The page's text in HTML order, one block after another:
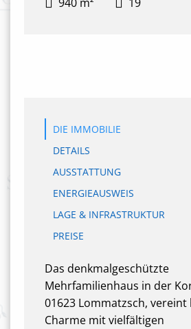
DIE IMMOBILIE
DETAILS
AUSSTATTUNG
ENERGIEAUSWEIS
LAGE & INFRASTRUKTUR
PREISE
Das denkmalgeschützte
Mehrfamilienhaus in der
01623 Lommatzsch,
Charme mit vielfältigen